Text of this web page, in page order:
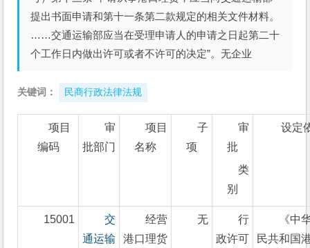
提出书面申请和第十一条第二款规定的相关文件材料。
……交通运输部应当在受理申请人的申请之日起第二十
个工作日内做出许可或者不许可的决定”。无企业
关键词： 民商行政法律法规
项目
编码
审
批部门
项目
名称
子
项
审
批
类
别
设定
15001
交
通运输
经营
港口理货
无
行
政许可
《中
民共和国